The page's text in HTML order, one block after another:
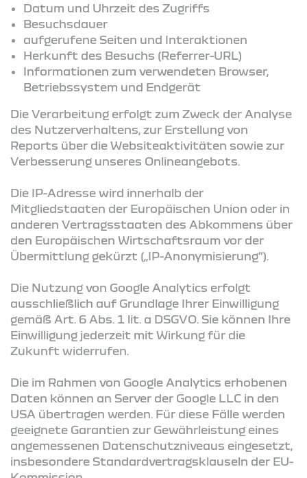
Datum und Uhrzeit des Zugriffs
Besuchsdauer
aufgerufene Seiten und Interaktionen
Herkunft des Besuchs (Referrer-URL)
Informationen zum verwendeten Browser,
Betriebssystem und Endgerät
Die Verarbeitung erfolgt zum Zweck der Analyse
des Nutzerverhaltens, zur Erstellung von
Reports über die Websiteaktivitäten sowie zur
Verbesserung unseres Onlineangebots.
Die IP-Adresse wird innerhalb der
Mitgliedstaaten der Europäischen Union oder in
anderen Vertragsstaaten des Abkommens über
den Europäischen Wirtschaftsraum vor der
Übermittlung gekürzt („IP-Anonymisierung“).
Die Nutzung von Google Analytics erfolgt
ausschließlich auf Grundlage Ihrer Einwilligung
gemäß Art. 6 Abs. 1 lit. a DSGVO. Sie können Ihre
Einwilligung jederzeit mit Wirkung für die
Zukunft widerrufen.
Die im Rahmen von Google Analytics erhobenen
Daten können an Server der Google LLC in den
USA übertragen werden. Für diese Fälle werden
geeignete Garantien zur Gewährleistung eines
angemessenen Datenschutzniveaus eingesetzt,
insbesondere Standardvertragsklauseln der EU-